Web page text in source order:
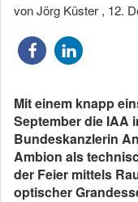
von Jörg Küster , 12.
Mit einem knapp
September die IAA
Bundeskanzlerin
Ambion als
der Feier mittels
optischer